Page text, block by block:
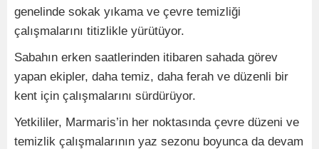
genelinde sokak yıkama ve çevre temizliği
çalışmalarını titizlikle yürütüyor.
Sabahın erken saatlerinden itibaren sahada görev
yapan ekipler, daha temiz, daha ferah ve düzenli bir
kent için çalışmalarını sürdürüyor.
Yetkililer, Marmaris’in her noktasında çevre düzeni ve
temizlik çalışmalarının yaz sezonu boyunca da devam